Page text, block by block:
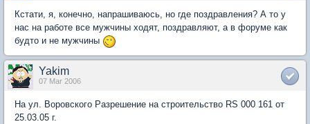
Кстати, я, конечно, напрашиваюсь, но где поздравления? А то у
нас на работе все мужчины ходят, поздравляют, а в форуме как
будто и не мужчины
Yakim
07 Mar 2006
На ул. Воровского Разрешение на строительство RS 000 161 от
25.03.05 г.